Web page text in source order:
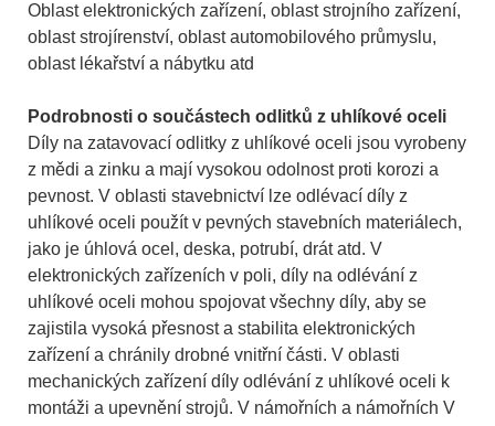
Oblast elektronických zařízení, oblast strojního zařízení,
oblast strojírenství, oblast automobilového průmyslu,
oblast lékařství a nábytku atd
Podrobnosti o součástech odlitků z uhlíkové oceli
Díly na zatavovací odlitky z uhlíkové oceli jsou vyrobeny
z mědi a zinku a mají vysokou odolnost proti korozi a
pevnost. V oblasti stavebnictví lze odlévací díly z
uhlíkové oceli použít v pevných stavebních materiálech,
jako je úhlová ocel, deska, potrubí, drát atd. V
elektronických zařízeních v poli, díly na odlévání z
uhlíkové oceli mohou spojovat všechny díly, aby se
zajistila vysoká přesnost a stabilita elektronických
zařízení a chránily drobné vnitřní části. V oblasti
mechanických zařízení díly odlévání z uhlíkové oceli k
montáži a upevnění strojů. V námořních a námořních V